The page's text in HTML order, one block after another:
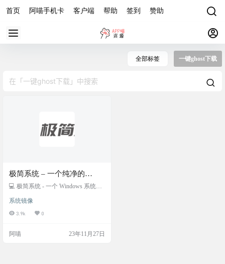
首页 阿喵手机卡 客户端 帮助 签到 赞助
全部标签 一键ghost下载
极简系统 – 一个纯净的
Windows 系统下载网站
💻 极简系统 - 一个 Windows 系统下
0、win11、纯净版、办公版系统下
载。 网站不定期更新，系统无需激
文件信息、下载地址等。 系统包含is
系统镜像
3.9k 0
阿喵 23年11月27日